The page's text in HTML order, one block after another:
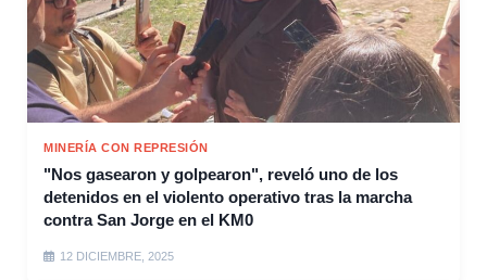
MINERÍA CON REPRESIÓN
"Nos gasearon y golpearon", reveló uno de los
detenidos en el violento operativo tras la marcha
contra San Jorge en el KM0
12 DICIEMBRE, 2025